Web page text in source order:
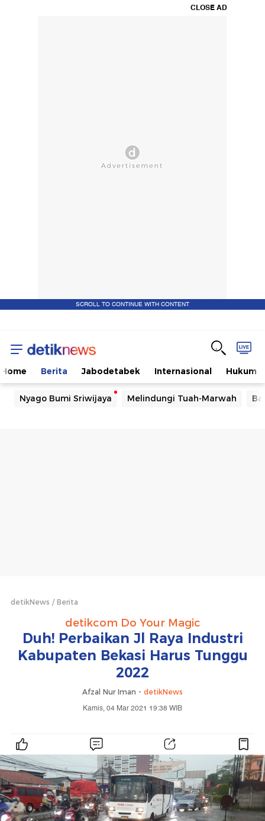
CLOSE AD
SCROLL TO CONTINUE WITH CONTENT
Home Berita Jabodetabek Internasional Hukum
Nyago Bumi Sriwijaya Melindungi Tuah-Marwah
detikNews Berita
detikcom Do Your Magic
Duh! Perbaikan Jl Raya Industri
Kabupaten Bekasi Harus Tunggu
2022
Afzal Nur Iman - detikNews
Kamis, 04 Mar 2021 19:38 WIB